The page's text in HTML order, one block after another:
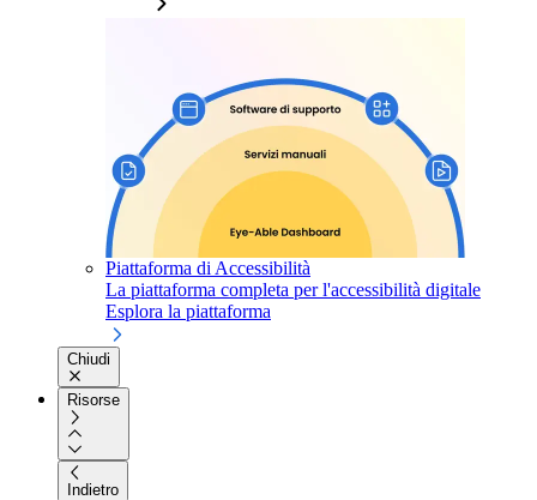
Piattaforma di Accessibilità
La piattaforma completa per l'accessibilità digitale
Esplora la piattaforma
Chiudi
Risorse
Indietro